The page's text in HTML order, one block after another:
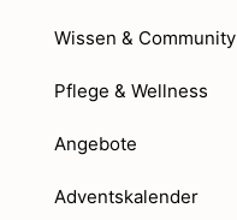
Wissen & Community
Pflege & Wellness
Angebote
Adventskalender